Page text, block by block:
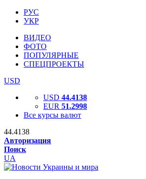
РУС
УКР
ВИДЕО
ФОТО
ПОПУЛЯРНЫЕ
СПЕЦПРОЕКТЫ
USD
USD 44.4138
EUR 51.2998
Все курсы валют
44.4138
Авторизация
Поиск
UA